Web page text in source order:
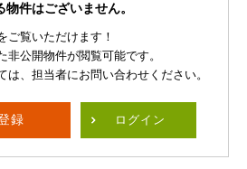
物件はございません。
ご覧いただけます！
公開物件が閲覧可能です。
、担当者にお問い合わせください。
録 ログイン